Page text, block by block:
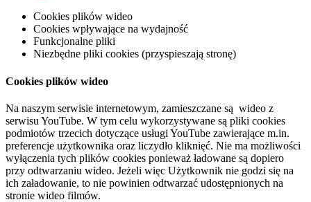
Cookies plików wideo
Cookies wpływające na wydajność
Funkcjonalne pliki
Niezbędne pliki cookies (przyspieszają stronę)
Cookies plików wideo
Na naszym serwisie internetowym, zamieszczane są wideo z
serwisu YouTube. W tym celu wykorzystywane są pliki cookies
podmiotów trzecich dotyczące usługi YouTube zawierające m.in.
preferencje użytkownika oraz liczydło kliknięć. Nie ma możliwości
wyłączenia tych plików cookies ponieważ ładowane są dopiero
przy odtwarzaniu wideo. Jeżeli więc Użytkownik nie godzi się na
ich załadowanie, to nie powinien odtwarzać udostępnionych na
stronie wideo filmów.